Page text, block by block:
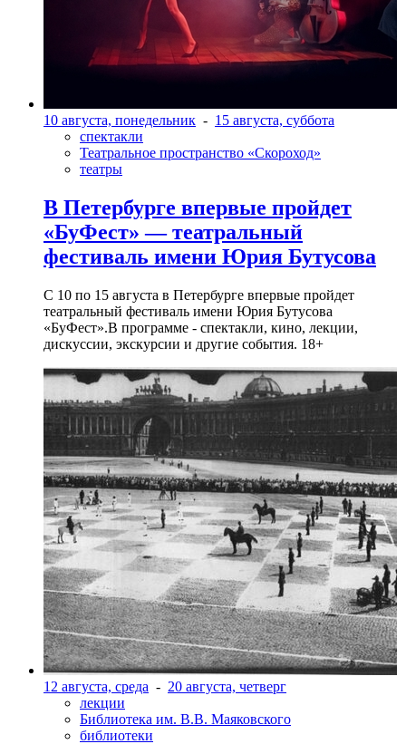
10 августа, понедельник - 15 августа, суббота
спектакли
Театральное пространство «Скороход»
театры
В Петербурге впервые пройдет
«БуФест» — театральный
фестиваль имени Юрия Бутусова
С 10 по 15 августа в Петербурге впервые пройдет
театральный фестиваль имени Юрия Бутусова
«БуФест».В программе - спектакли, кино, лекции,
дискуссии, экскурсии и другие события. 18+
12 августа, среда - 20 августа, четверг
лекции
Библиотека им. В.В. Маяковского
библиотеки